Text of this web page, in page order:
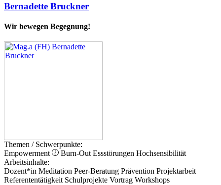
Bernadette Bruckner
Wir bewegen Begegnung!
Themen / Schwerpunkte:
Empowerment
Burn-Out Essstörungen Hochsensibilität
Arbeitsinhalte:
Dozent*in Meditation Peer-Beratung Prävention Projektarbeit
Referententätigkeit Schulprojekte Vortrag Workshops